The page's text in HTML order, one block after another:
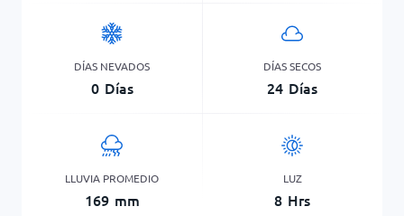
DÍAS NEVADOS
0 Días
DÍAS SECOS
24 Días
LLUVIA PROMEDIO
169 mm
LUZ
8 Hrs